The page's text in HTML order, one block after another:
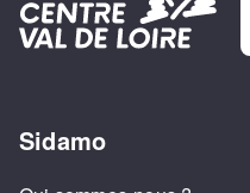
Sidamo